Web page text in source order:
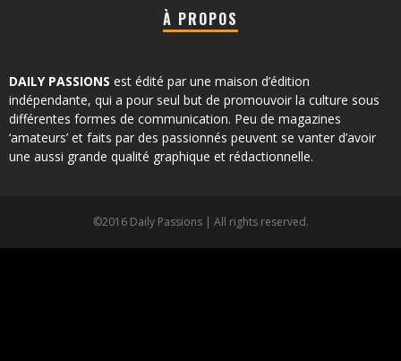
À PROPOS
DAILY PASSIONS est édité par une maison d’édition
indépendante, qui a pour seul but de promouvoir la culture sous
différentes formes de communication. Peu de magazines
‘amateurs’ et faits par des passionnés peuvent se vanter d’avoir
une aussi grande qualité graphique et rédactionnelle.
©2016 Daily Passions | All rights reserved.